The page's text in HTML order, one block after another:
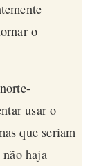
o
usar o
que seriam
haja